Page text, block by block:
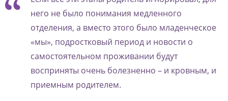
него не было понимания медленного
отделения, а вместо этого было младенческое
«мы», подростковый период и новости о
самостоятельном проживании будут
восприняты очень болезненно – и кровным, и
приемным родителем.